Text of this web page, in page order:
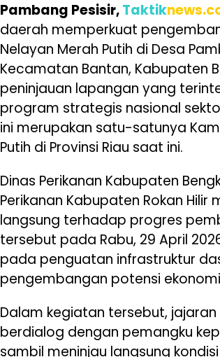
Pambang Pesisir,Taktik
daerah memperkuat
Nelayan Merah Putih di Desa
Kecamatan Bantan, Kabupaten
peninjauan lapangan yang
program strategis nasional
ini merupakan satu-satunya
Putih di Provinsi Riau saat ini.
Dinas Perikanan Kabupaten
Perikanan Kabupaten Rokan Hilir
langsung terhadap progres
tersebut pada Rabu, 29 April
pada penguatan infrastruktur
pengembangan potensi
Dalam kegiatan tersebut,
berdialog dengan pemangku
sambil meninjau langsung